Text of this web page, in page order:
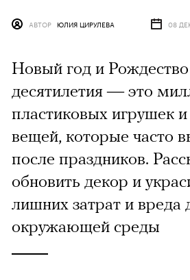
АВТОР ЮЛИЯ ЦИРУЛЕВА 08
Новый год и
десятилетия — это
пластиковых игрушек
вещей, которые часто
после праздников.
обновить декор и
лишних затрат и вреда
окружающей среды